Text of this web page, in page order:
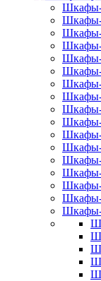
Шкафы-
Шкафы-
Шкафы-
Шкафы-
Шкафы-
Шкафы-
Шкафы-
Шкафы-
Шкафы-
Шкафы-
Шкафы-
Шкафы-
Шкафы-
Шкафы-
Шкафы-
Шкафы-
Шкафы-